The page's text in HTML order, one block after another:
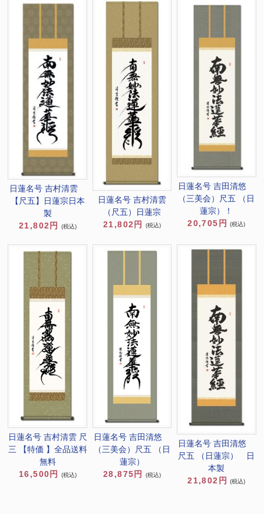
日蓮名号 吉村清雲
【尺五】日蓮宗日本
製
21,802円
(税込)
日蓮名号 吉村清雲
（尺五）日蓮宗
21,802円
(税込)
日蓮名号 吉田清悠
（三美会）尺五 （日
蓮宗）！
20,705円
(税込)
日蓮名号 吉村清雲 尺
三 【特価 】全品送料
無料
16,500円
(税込)
日蓮名号 吉田清悠
（三美会）尺五 （日
蓮宗）
28,875円
(税込)
日蓮名号 吉田清悠
尺五 （日蓮宗） 日
本製
21,802円
(税込)